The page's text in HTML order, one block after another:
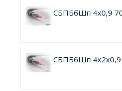
СБПБбШп 4х0,9
СБПБбШп 4х2х0,9